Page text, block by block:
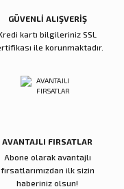
GÜVENLİ ALIŞVERİŞ
kartı bilgileriniz SSL
ile korunmaktadır.
AVANTAJLI FIRSATLAR
Abone olarak avantajlı
fırsatlarımızdan ilk sizin
haberiniz olsun!